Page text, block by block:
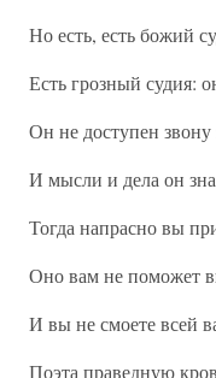
Но есть, есть божий
Есть грозный судия:
Он не доступен звону
И мысли и дела он
Тогда напрасно вы
Оно вам не поможет
И вы не смоете всей
Поэта праведную